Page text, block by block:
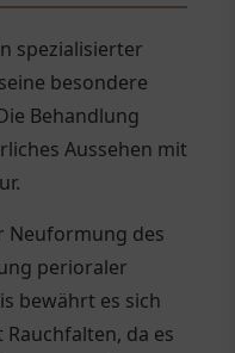
spezialisierter
besondere
Behandlung
Aussehen mit
Neuformung des
perioraler
bewährt es sich
da es